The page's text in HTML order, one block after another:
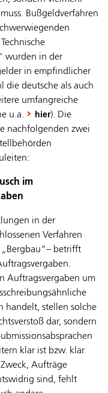
Bußgeldverfahren
wurden in der
in empfindlicher
die deutsche als auch
umfangreiche
u.a.
hier). Die
nachfolgenden zwei
im
in der
Verfahren
„Bergbau“– betrifft
Auftragsvergaben um
handelt, stellen solche
dar, sondern
klar ist bzw. klar
Aufträge
sind, fehlt